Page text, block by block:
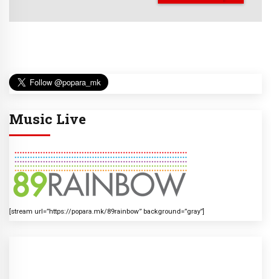
Music Live
[stream url=”https://popara.mk/89rainbow” background=”gray”]